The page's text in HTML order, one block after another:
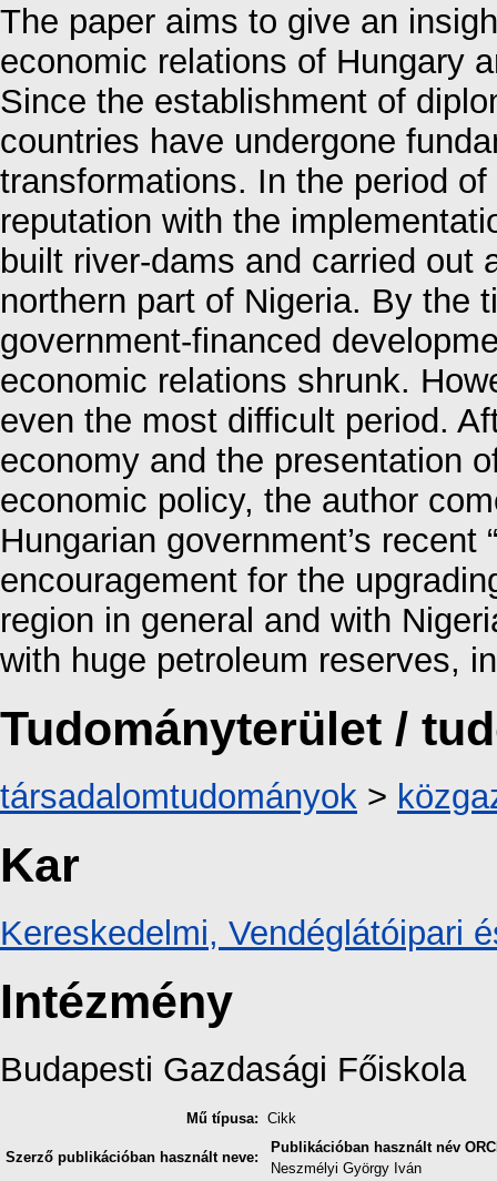
The paper aims to give an
economic relations of Hungary
Since the establishment of
countries have undergone
transformations. In the period
reputation with the
built river-dams and carried out
northern part of Nigeria. By the
government-financed
economic relations shrunk.
even the most difficult period.
economy and the presentation
economic policy, the author
Hungarian government’s
encouragement for the
region in general and with
with huge petroleum reserves,
Tudományterület /
társadalomtudományok >
Kar
Kereskedelmi, Vendéglátóipari
Intézmény
Budapesti Gazdasági Főiskola
Mű típusa: Cikk
Szerző publikációban használt neve:
Publikációban használt név
Neszmélyi György Iván